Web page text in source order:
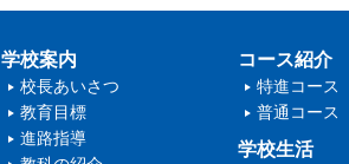
学校案内
校長あいさつ
教育目標
進路指導
コース紹介
特進コース
普通コース
学校生活